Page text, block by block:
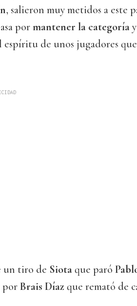
, salieron muy metidos a este
pormantener la categoría
de unos jugadores
un tiro de Siotaque paró
porBrais Díaz que remató de